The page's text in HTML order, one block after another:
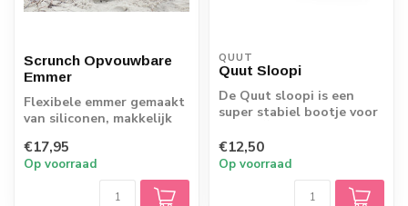
Scrunch Opvouwbare
Emmer
Flexibele emmer gemaakt
van siliconen, makkelijk
€17,95
Op voorraad
QUUT
Quut Sloopi
De Quut sloopi is een
super stabiel bootje voor
Via de...
€12,50
Op voorraad